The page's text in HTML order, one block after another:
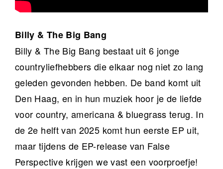
Billy & The Big Bang
Billy & The Big Bang bestaat uit 6 jonge
countryliefhebbers die elkaar nog niet zo lang
geleden gevonden hebben. De band komt uit
Den Haag, en in hun muziek hoor je de liefde
voor country, americana & bluegrass terug. In
de 2e helft van 2025 komt hun eerste EP uit,
maar tijdens de EP-release van False
Perspective krijgen we vast een voorproefje!